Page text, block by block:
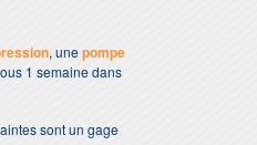
, unepompe
1 semaine dans
sont un gage